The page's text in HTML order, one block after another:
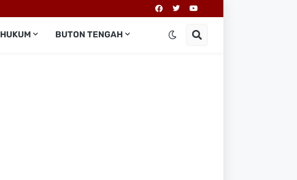
HUKUM BUTON TENGAH